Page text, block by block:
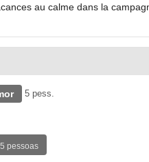
au calme dans la
5 pess.
pessoas